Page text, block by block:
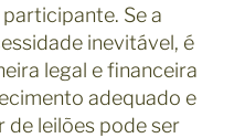
Se a
inevitável, é
legal e financeira
adequado e
de leilões pode ser